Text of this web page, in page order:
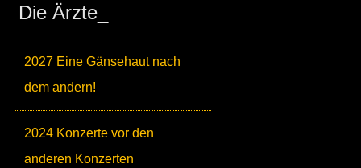
Die Ärzte_
2027 Eine Gänsehaut nach
dem andern!
2024 Konzerte vor den
anderen Konzerten